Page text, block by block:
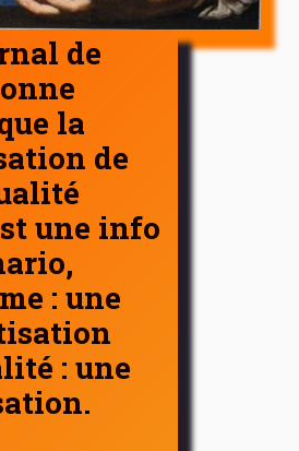
de
la
de
une info
: une
: une